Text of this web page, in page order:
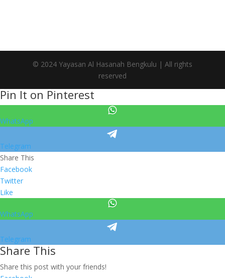
© 2024 Yayasan Al Hasanah Bengkulu | All rights
reserved
Pin It on Pinterest
WhatsApp
Telegram
Share This
Facebook
Twitter
Like
WhatsApp
Telegram
Share This
Share this post with your friends!